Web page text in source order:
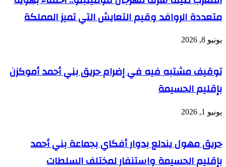
متعددة الروافد وقيم التعايش التي تميز المملكة
يونيو 8, 2026
توقيف مشتبه فيه في إضرام حريق بني أحمد أموكزن
بإقليم الحسيمة
يونيو 1, 2026
حريق مهول يندلع بدوار أفكاي بجماعة بني أحمد
بإقليم الحسيمة واستنفار لمختلف السلطات